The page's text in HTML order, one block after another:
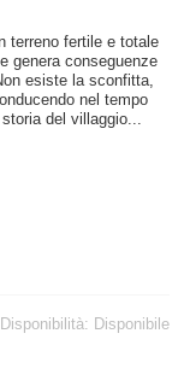
terreno fertile e totale
genera conseguenze
esiste la sconfitta,
nel tempo
del villaggio...
Disponibilità: Disponibile